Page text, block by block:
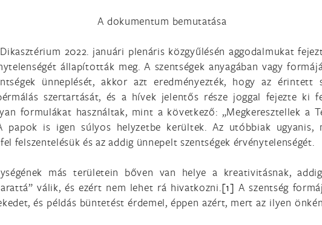
A dokumentum bemutatása
2022. januári plenáris közgyűlésén aggodalmukat
állapították meg. A szentségek anyagában vagy
ünneplését, akkor azt eredményezték, hogy az
szertartását, és a hívek jelentős része joggal fejezte ki
formulákat használtak, mint a következő: „Megkeresztellek a
A papok is igen súlyos helyzetbe kerültek. Az utóbbiak
felszentelésük és az addig ünnepelt szentségek érvénytelenségét.
más területein bőven van helye a kreativitásnak,
válik, és ezért nem lehet rá hivatkozni.[1] A szentség
és példás büntetést érdemel, éppen azért, mert az ilyen